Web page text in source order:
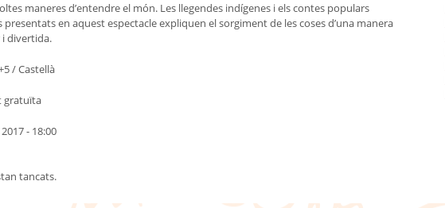
maneres d’entendre el món. Les llegendes indígenes i els contes populars
presentats en aquest espectacle expliquen el sorgiment de les coses d’una manera
divertida.
/ Castellà
gratuïta
- 18:00
tancats.